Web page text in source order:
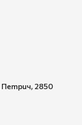
Петрич, 2850